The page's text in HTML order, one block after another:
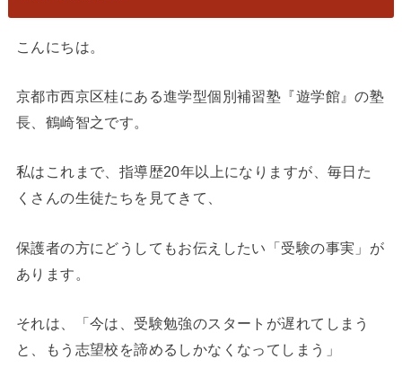
こんにちは。
京都市西京区桂にある進学型個別補習塾『遊学館』の塾
長、鶴崎智之です。
私はこれまで、指導歴20年以上になりますが、毎日た
くさんの生徒たちを見てきて、
保護者の方にどうしてもお伝えしたい「受験の事実」が
あります。
それは、「今は、受験勉強のスタートが遅れてしまう
と、もう志望校を諦めるしかなくなってしまう」